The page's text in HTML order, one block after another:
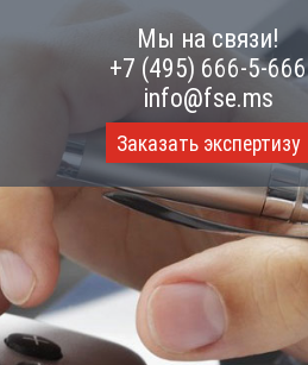
Мы на связи!
+7 (495) 666-5-666
info@fse.ms
Заказать экспертизу